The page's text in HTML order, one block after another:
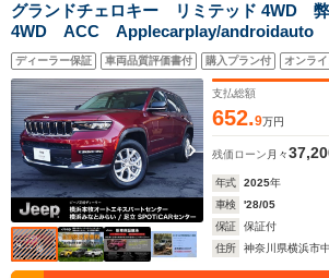
グランドチェロキー リミテッド 4WD
4WD ACC Applecarplay/androidauto
ラ アイシンナビゲーション シートメ
ーション シートヒーター 認定中古車
ディーラー保証 車両品質評価書付 購入プラン付 オンラ
支払総額
652.9万円
残価ローン 月々
年式 2025年
車検
'28/05
保証
保証付
住所
神奈川県横浜市